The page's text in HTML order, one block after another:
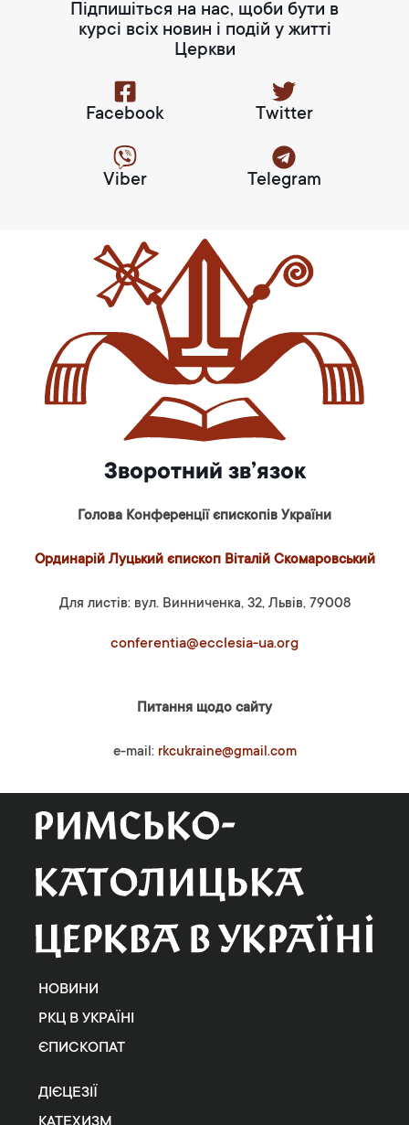
Підпишіться на нас, щоби бути в
курсі всіх новин і подій у житті
Церкви
Facebook Twitter
Viber Telegram
Зворотний зв’язок
Голова Конференції єпископів України
Ординарій Луцький єпископ Віталій Скомаровський
Для листів: вул. Винниченка, 32, Львів, 79008
conferentia@ecclesia-ua.org
Питання щодо сайту
e-mail: rkcukraine@gmail.com
НОВИНИ
РКЦ В УКРАЇНІ
ЄПИСКОПАТ
ДІЄЦЕЗІЇ